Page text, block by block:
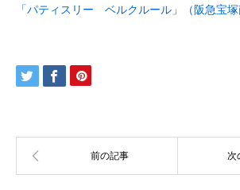
「パティスリー ベルクルール」（阪急宝塚